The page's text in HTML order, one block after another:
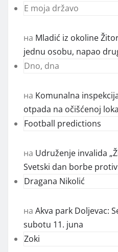
E moja državo
на Mladić iz okoline
jednu osobu, napao
Dno, dna
на Komunalna
otpada na očišćenoj
Football predictions
на Udruženje invalida
Svetski dan borbe
Dragana Nikolić
на Akva park Doljevac:
subotu 11. juna
Zoki